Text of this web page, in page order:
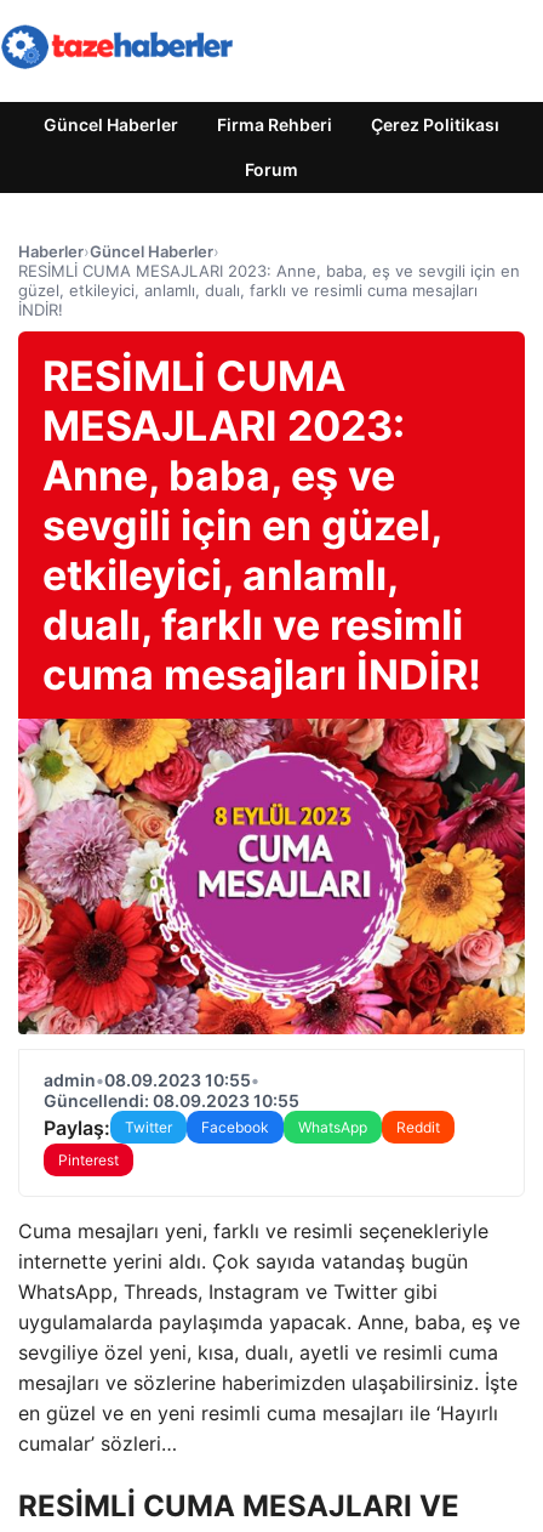
Güncel Haberler Firma Rehberi Çerez Politikası
Forum
Haberler›Güncel Haberler›
RESİMLİ CUMA MESAJLARI 2023: Anne, baba, eş ve sevgili için en
güzel, etkileyici, anlamlı, dualı, farklı ve resimli cuma mesajları
İNDİR!
RESİMLİ CUMA
MESAJLARI 2023:
Anne, baba, eş ve
sevgili için en güzel,
etkileyici, anlamlı,
dualı, farklı ve resimli
cuma mesajları İNDİR!
admin•08.09.2023 10:55•
Güncellendi: 08.09.2023 10:55
Paylaş: Twitter Facebook WhatsApp
Reddit
Pinterest
Cuma mesajları yeni, farklı ve resimli seçenekleriyle
internette yerini aldı. Çok sayıda vatandaş bugün
WhatsApp, Threads, Instagram ve Twitter gibi
uygulamalarda paylaşımda yapacak. Anne, baba, eş ve
sevgiliye özel yeni, kısa, dualı, ayetli ve resimli cuma
mesajları ve sözlerine haberimizden ulaşabilirsiniz. İşte
en güzel ve en yeni resimli cuma mesajları ile ‘Hayırlı
cumalar’ sözleri…
RESİMLİ CUMA MESAJLARI VE